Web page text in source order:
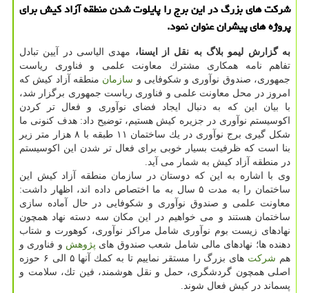
شركت های بزرگ در این برج را پایلوت شدن منطقه آزاد كیش برای
پروژه های پیشران عنوان نمود.
به گزارش لیمو بلاگ به نقل از ایسنا، مهدی الیاسی در آیین تبادل
تفاهم نامه همكاری مشترك معاونت علمی و فناوری ریاست
جمهوری، صندوق نوآوری و شكوفایی و سازمان منطقه آزاد كیش كه
امروز در محل معاونت علمی و فناوری ریاست جمهوری برگزار شد،
با بیان این كه به دنبال ایجاد فضای نوآوری و فعال تر كردن
اكوسیستم نوآوری در جزیره كیش هستیم، توضیح داد: هدف كنونی ما
شكل گیری برج نوآوری در یك ساختمان ۱۱ طبقه با ۸ هزار متر زیر
بنا است كه ظرفیت بسیار خوبی برای فعال تر شدن این اكوسیستم
در منطقه آزاد كیش به شمار می آید.
وی با اشاره به این كه دوستان در سازمان منطقه آزاد كیش این
ساختمان را به مدت ۵ سال به ما اختصاص داده اند، اظهار داشت:
معاونت علمی و صندوق نوآوری و شكوفایی در حال آماده سازی
ساختمان هستند و می خواهیم در این مكان سه دسته نهاد همچون
نهادهای زیست بوم نوآوری شامل مراكز نوآوری، كوهورت و شتاب
دهنده ها؛ نهادهای مالی شامل شعب صندوق های پژوهش و فناوری و
هم شركت
های بزرگ را مستقر نماییم تا به كمك آنها ۵ الی ۶ حوزه
اصلی همچون گردشگری، حمل و نقل هوشمند، فین تك، سلامت و
پسماند در كیش فعال شوند.